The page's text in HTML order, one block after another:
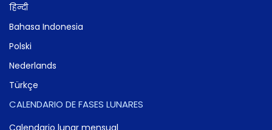
हिन्दी
Bahasa Indonesia
Polski
Nederlands
Türkçe
CALENDARIO DE FASES LUNARES
Calendario lunar mensual